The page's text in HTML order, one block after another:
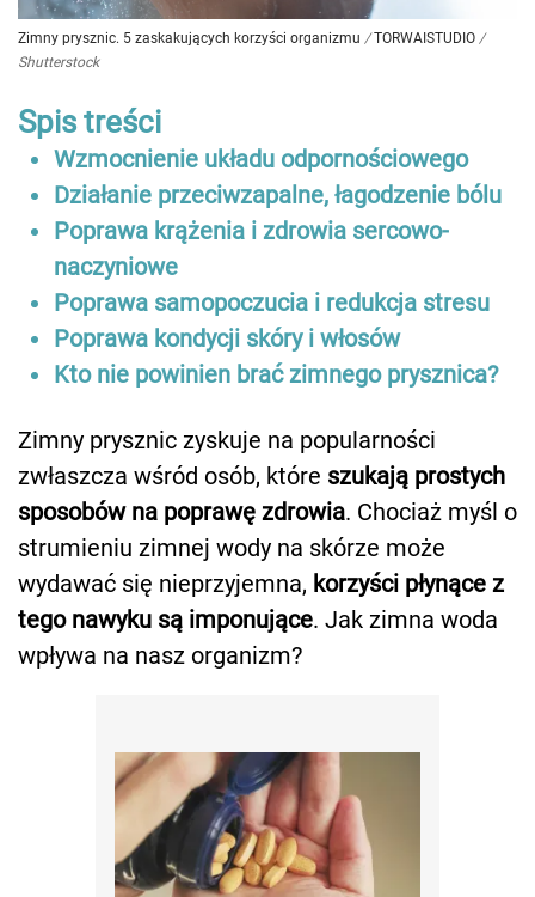
Zimny prysznic. 5 zaskakujących korzyści organizmu / TORWAISTUDIO /
Shutterstock
Spis treści
Wzmocnienie układu odpornościowego
Działanie przeciwzapalne, łagodzenie bólu
Poprawa krążenia i zdrowia sercowo-
naczyniowe
Poprawa samopoczucia i redukcja stresu
Poprawa kondycji skóry i włosów
Kto nie powinien brać zimnego prysznica?
Zimny prysznic zyskuje na popularności
zwłaszcza wśród osób, które szukają prostych
sposobów na poprawę zdrowia. Chociaż myśl o
strumieniu zimnej wody na skórze może
wydawać się nieprzyjemna, korzyści płynące z
tego nawyku są imponujące. Jak zimna woda
wpływa na nasz organizm?